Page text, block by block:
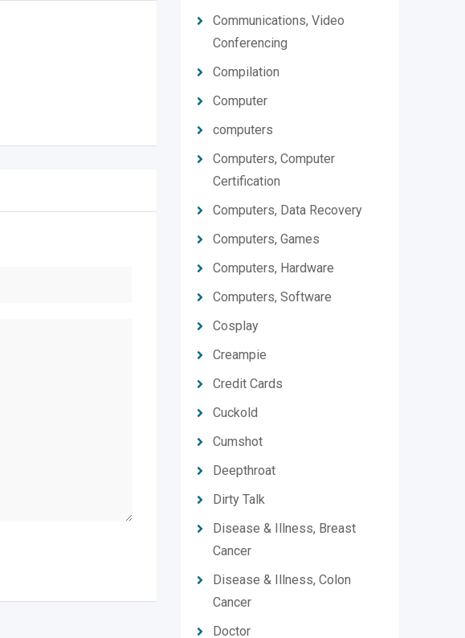
Communications, Video
Conferencing
Compilation
Computer
computers
Computers, Computer
Certification
Computers, Data Recovery
Computers, Games
Computers, Hardware
Computers, Software
Cosplay
Creampie
Credit Cards
Cuckold
Cumshot
Deepthroat
Dirty Talk
Disease & Illness, Breast
Cancer
Disease & Illness, Colon
Cancer
Doctor